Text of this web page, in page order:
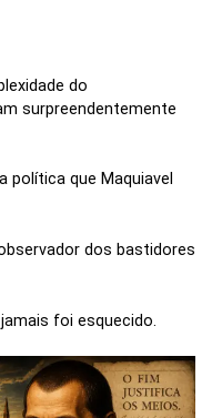
do
surpreendentemente
que Maquiavel
dos bastidores
foi esquecido.